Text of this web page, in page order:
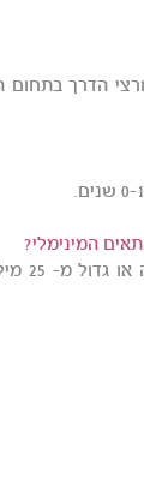
הדרך
המינימלי?